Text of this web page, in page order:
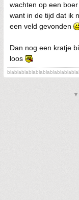
wachten op een
want in de tijd dat ik
een veld gevonden
Dan nog een kratje
loos
▼